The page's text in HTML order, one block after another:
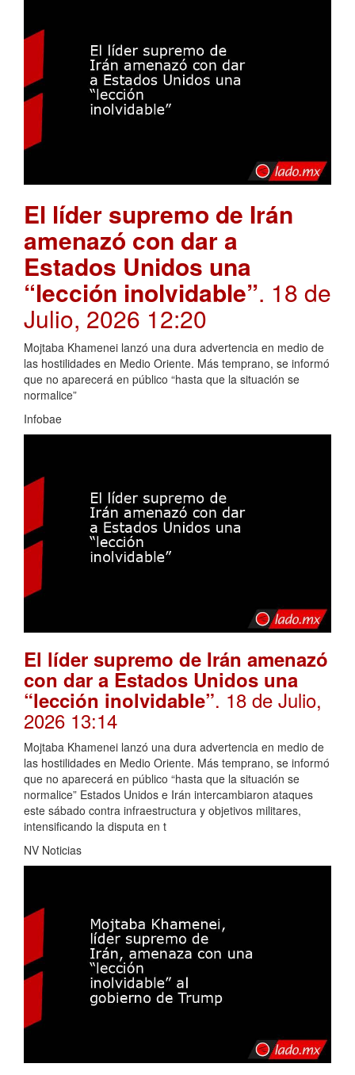
El líder supremo de Irán
amenazó con dar a
Estados Unidos una
“lección inolvidable”. 18 de
Julio, 2026 12:20
Mojtaba Khamenei lanzó una dura advertencia en medio de
las hostilidades en Medio Oriente. Más temprano, se informó
que no aparecerá en público “hasta que la situación se
normalice”
Infobae
El líder supremo de Irán amenazó
con dar a Estados Unidos una
“lección inolvidable”. 18 de Julio,
2026 13:14
Mojtaba Khamenei lanzó una dura advertencia en medio de
las hostilidades en Medio Oriente. Más temprano, se informó
que no aparecerá en público “hasta que la situación se
normalice” Estados Unidos e Irán intercambiaron ataques
este sábado contra infraestructura y objetivos militares,
intensificando la disputa en t
NV Noticias